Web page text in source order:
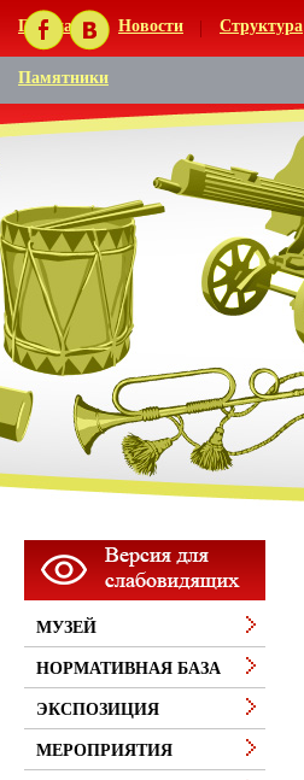
Главная Новости Структура
Памятники
МУЗЕЙ
НОРМАТИВНАЯ БАЗА
ЭКСПОЗИЦИЯ
МЕРОПРИЯТИЯ